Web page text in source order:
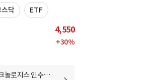
스닥 ETF
4,550
+30%
놀로지스 인수…